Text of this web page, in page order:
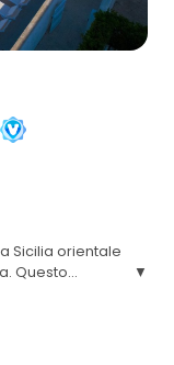
Sicilia orientale
Questo
ville in stile
unisce il
Con
cristallino